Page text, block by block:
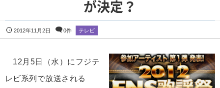
が決定？
2012年11月2日 0件 テレビ
12月5日（水）にフジテ
レビ系列で放送される